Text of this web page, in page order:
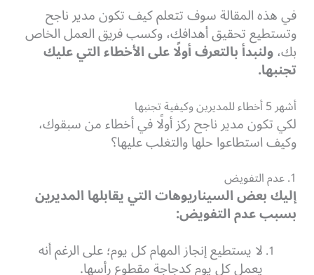
في هذه المقالة سوف تتعلم كيف تكون مدير ناجح
وتستطيع تحقيق أهدافك، وكسب فريق العمل الخاص
بك،ولنبدأ بالتعرف أولًا على الأخطاء التي عليك
تجنبها.
أشهر 5 أخطاء للمديرين وكيفية تجنبها
لكي تكون مدير ناجح ركز أولًا في أخطاء من سبقوك،
وكيف استطاعوا حلها والتغلب عليها؟
1. عدم التفويض
إليك بعض السيناريوهات التي يقابلها المديرين
بسبب عدم التفويض:
لا يستطيع إنجاز المهام كل يوم؛ على الرغم أنه
يعمل كل يوم كدجاجة مقطوع رأسها.